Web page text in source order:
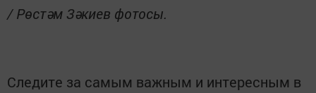
/ Рөстәм Зәкиев фотосы.
Следите за самым важным и интересным в